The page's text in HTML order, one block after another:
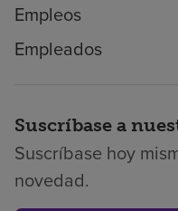
Empleos
Empleados
Suscríbase a
Suscríbase hoy
novedad.